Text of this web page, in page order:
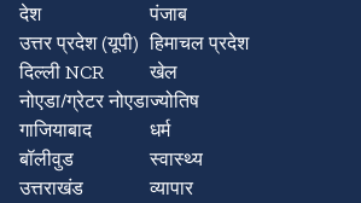
देश
उत्तर प्रदेश (यूपी)
दिल्ली NCR
नोएडा/ग्रेटर नोएडा
गाजियाबाद
बॉलीवुड
उत्तराखंड
पंजाब
हिमाचल प्रदेश
खेल
ज्योतिष
धर्म
स्वास्थ्य
व्यापार